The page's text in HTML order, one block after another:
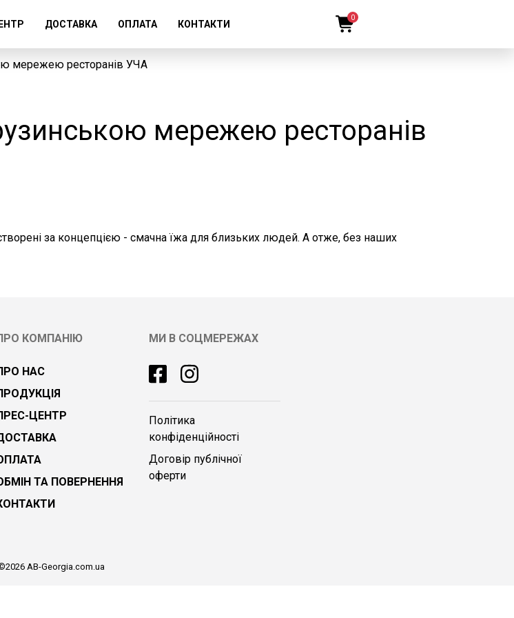
ДОСТАВКА ОПЛАТА КОНТАКТИ
0
мережею ресторанів УЧА
мережею ресторанів
за концепцією - смачна їжа для близьких людей. А отже, без наших
КОМПАНІЮ
НАС
ЦЕНТР
ТА ПОВЕРНЕННЯ
МИ В СОЦМЕРЕЖАХ
Політика
конфіденційності
Договір публічної
оферти
AB-Georgia.com.ua